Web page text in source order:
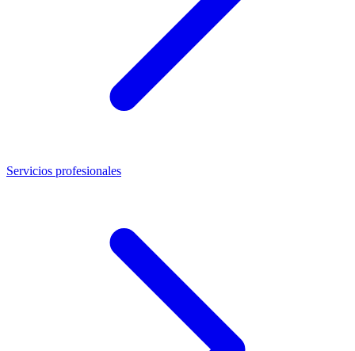
Servicios profesionales